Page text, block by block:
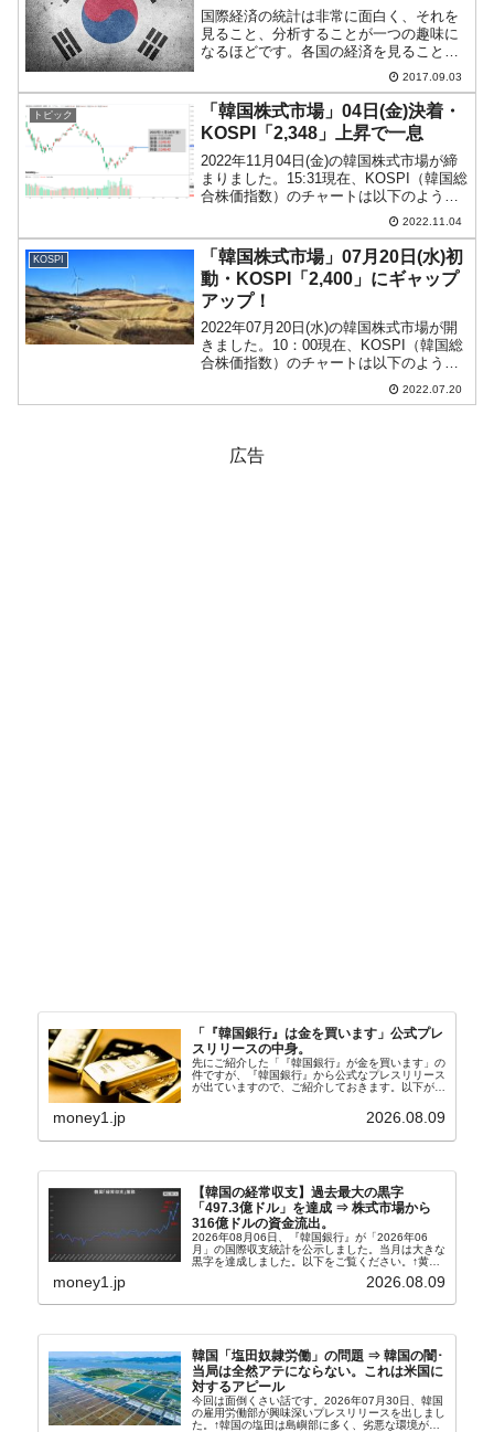
国際経済の統計は非常に面白く、それを
見ること、分析することが一つの趣味に
なるほどです。各国の経済を見ること
は、その国の本質を見ることでもありま
す。数字はウソをつきません。しかし、
公表されている数字自体がウソで、その
ウソが一気に露呈し、破滅的...
2017.09.03
トピック
「韓国株式市場」04日(金)決着・
KOSPI「2,348」上昇で一息
2022年11月04日(金)の韓国株式市場が締
まりました。15:31現在、KOSPI（韓国総
合株価指数）のチャートは以下のように
『Investing.com』より引用）。上昇して
高値更新です。投資家の皆さんはほっと
一...
2022.11.04
KOSPI
「韓国株式市場」07月20日(水)初
動・KOSPI「2,400」にギャップ
アップ！
2022年07月20日(水)の韓国株式市場が開
きました。10：00現在、KOSPI（韓国総
合株価指数）のチャートは以下のように
『Investing.com』より引用）。ギャップ
2022.07.20
広告
「『韓国銀行』は金を買います」公式プレ
スリリースの中身。
先にご紹介した「『韓国銀行』が金を買います」の
件ですが、『韓国銀行』から公式なプレスリリース
が出ていますので、ご紹介しておきます。以下が全
れ協力体制を構築□『韓国銀行』は、国内生産金の
money1.jp 2026.08.09
【韓国の経常収支】過去最大の黒字
「497.3億ドル」を達成 ⇒ 株式市場から
316億ドルの資金流出。
2026年08月06日、『韓国銀行』が「2026年06
月」の国際収支統計を公示しました。当月は大きな
黒字を達成しました。以下をご覧ください。↑黄色
の経常収支です。2026年06月貿易収支：4...
money1.jp 2026.08.09
韓国「塩田奴隷労働」の問題 ⇒ 韓国の闇･
当局は全然アテにならない。これは米国に
対するアピール
今回は面倒くさい話です。2026年07月30日、韓国
の雇用労働部が興味深いプレスリリースを出しまし
た。↑韓国の塩田は島嶼部に多く、劣悪な環境が一